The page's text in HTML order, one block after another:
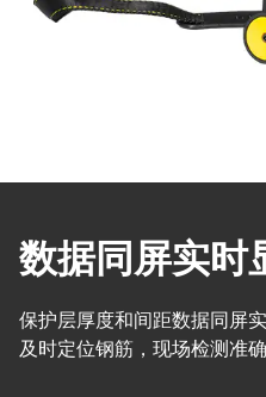
数据同屏实时
保护层厚度和间距数据同屏实
及时定位钢筋，现场检测准